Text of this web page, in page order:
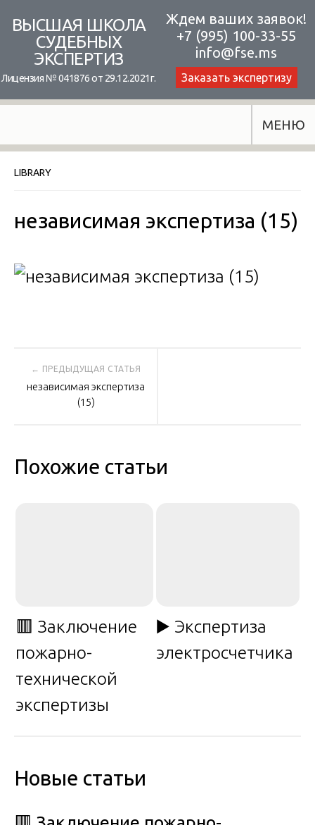
content
ВЫСШАЯ ШКОЛА
СУДЕБНЫХ
ЭКСПЕРТИЗ
Лицензия № 041876 от 29.12.2021г.
Ждем ваших заявок!
+7 (995) 100-33-55
info@fse.ms
Заказать экспертизу
МЕНЮ
LIBRARY
независимая экспертиза (15)
Навигация
независимая экспертиза
(15)
Похожие статьи
🟥 Заключение
пожарно-
технической
экспертизы
▶️ Экспертиза
электросчетчика
Новые статьи